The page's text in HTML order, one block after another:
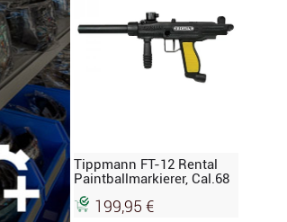
Tippmann FT-12 Rental
Paintballmarkierer, Cal.68
199,95 €